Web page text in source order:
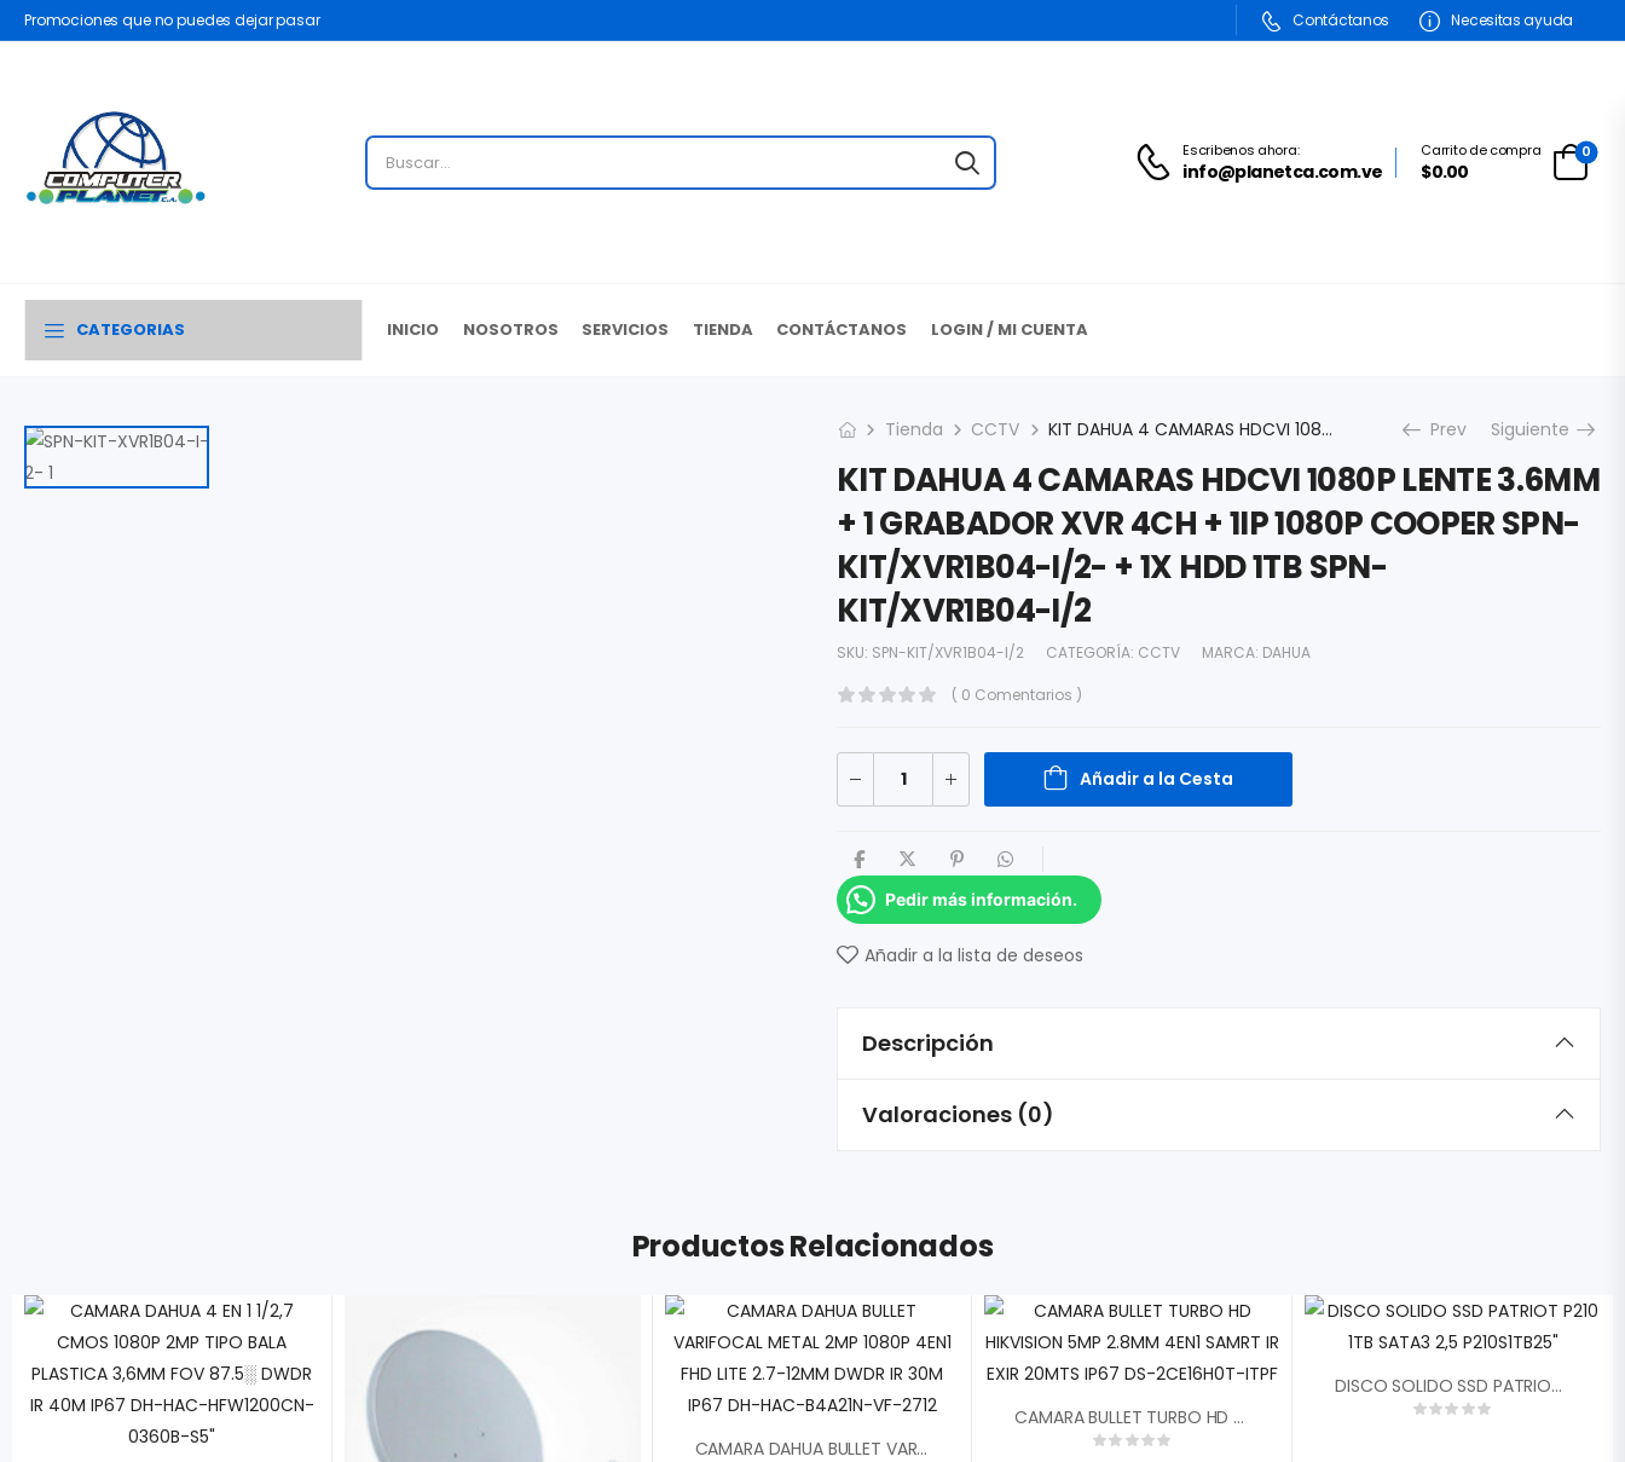
Promociones que no puedes dejar pasar Contáctanos Necesitas ayuda
Escribenos ahora:
info@planetca.com.ve
Carrito de compra
$0.00
0
CATEGORIAS INICIO NOSOTROS SERVICIOS TIENDA CONTÁCTANOS LOGIN / MI CUENTA
Tienda CCTV KIT DAHUA 4 CAMARAS HDCVI 1080P LENTE 3.6MM + 1 GRABADOR XVR 4CH + 1IP 1080P COOPER SPN-KIT/XVR1B04-I/2- + 1X HDD 1TB SPN-KIT/XVR1B04-I/2 Prev Siguiente
KIT DAHUA 4 CAMARAS HDCVI 1080P LENTE 3.6MM
+ 1 GRABADOR XVR 4CH + 1IP 1080P COOPER SPN-
KIT/XVR1B04-I/2- + 1X HDD 1TB SPN-
KIT/XVR1B04-I/2
SKU: SPN-KIT/XVR1B04-I/2 CATEGORÍA: CCTV MARCA: DAHUA
( 0 Comentarios )
Añadir a la Cesta
Pedir más información.
Añadir a la lista de deseos
Descripción
Valoraciones (0)
Productos Relacionados
CAMARA DAHUA BULLET VARIFOCAL METAL 2MP 1080P 4EN1 FHD LITE 2.7-12MM DWDR IR 30M IP67 DH-HAC-B4A21N-VF-2712
CAMARA BULLET TURBO HD HIKVISION 5MP 2.8MM 4EN1 SAMRT IR EXIR 20MTS IP67 DS-2CE16H0T-ITPF
DISCO SOLIDO SSD PATRIOT P210 1TB SATA3 2,5 P210S1TB25″